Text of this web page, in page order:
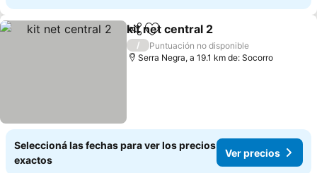
CompartirAñadir a favoritos
kit net central 2
/
Puntuación no disponible
Serra Negra, a 19.1 km de: Socorro
Seleccioná las fechas para ver los precios
exactos
Ver precios